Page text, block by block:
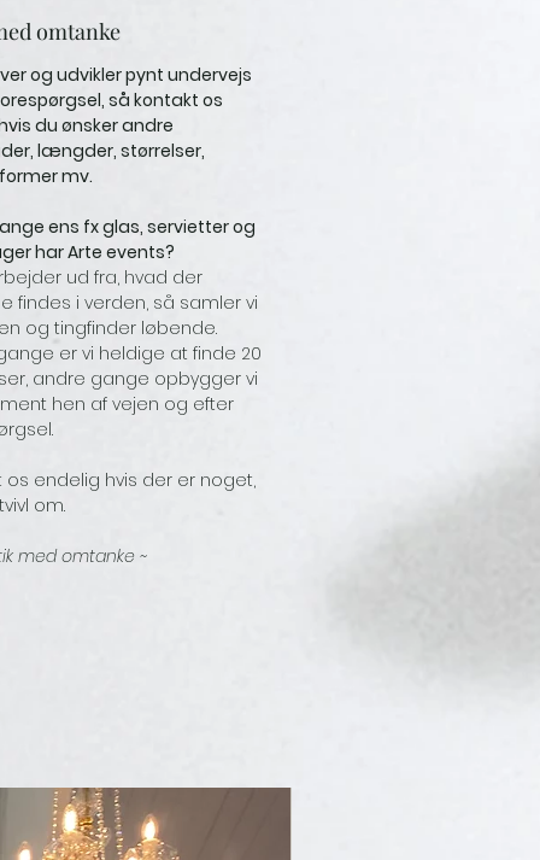
omtanke
og udvikler pynt undervejs
så kontakt os
du ønsker andre
længder, størrelser,
mv.
ens fx glas, servietter og
har Arte events?
ud fra, hvad der
findes i verden, så samler vi
og tingfinder løbende.
er vi heldige at finde 20
andre gange opbygger vi
hen af vejen og efter
os endelig hvis der er noget,
om.
med omtanke ~